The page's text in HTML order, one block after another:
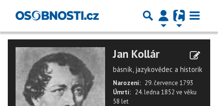
Jan Kollár
básník, jazykovědec a historik
Narození: 29. července 1793
Úmrtí: 24. ledna 1852 ve věku
58 let